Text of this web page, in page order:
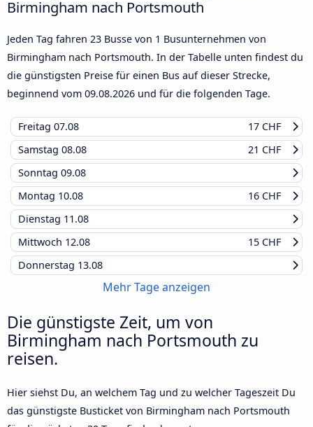
Birmingham nach Portsmouth
Jeden Tag fahren 23 Busse von 1 Busunternehmen von
Birmingham nach Portsmouth. In der Tabelle unten findest du
die günstigsten Preise für einen Bus auf dieser Strecke,
beginnend vom 09.08.2026 und für die folgenden Tage.
Freitag 07.08
17 CHF
Samstag 08.08
21 CHF
Sonntag 09.08
Montag 10.08
16 CHF
Dienstag 11.08
Mittwoch 12.08
15 CHF
Donnerstag 13.08
Mehr Tage anzeigen
Die günstigste Zeit, um von
Birmingham nach Portsmouth zu
reisen.
Hier siehst Du, an welchem Tag und zu welcher Tageszeit Du
das günstigste Busticket von Birmingham nach Portsmouth